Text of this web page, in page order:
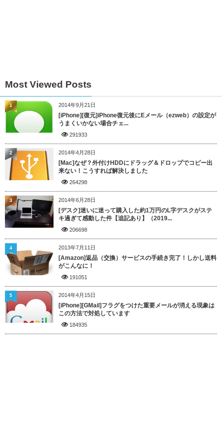
Most Viewed Posts
2014年9月21日
[iPhone][復元]iPhone復元後にEメール（ezweb）の設定が
うまくいかない場合チェ...
291933
1
2014年4月28日
[Mac]なぜ？外付けHDDにドラッグ＆ドロップでコピー出
来ない！こうすれば解決しました
264298
2
2014年6月28日
[デスク]迷いに迷って購入した約1万円のL字デスクがステ
キ過ぎて感動した件【追記あり】（2019...
206698
3
2013年7月11日
[Amazon]返品（交換）サービスの手続き完了！しかし送料
がこんなに！
191051
4
2014年4月15日
[iPhone][GMail]フラグをつけた重要メールが消える現象は
この方法で対処しています
184935
5